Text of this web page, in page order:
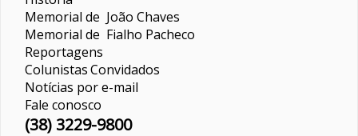
Memorial de João Chaves
Memorial de Fialho Pacheco
Reportagens
ColunistasConvidados
Notícias por e-mail
Fale conosco
(38) 3229-9800